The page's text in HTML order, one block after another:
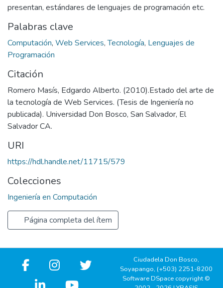
presentan, estándares de lenguajes de programación etc.
Palabras clave
Computación, Web Services,Tecnología, Lenguajes de
Programación
Citación
Romero Masís, Edgardo Alberto. (2010).Estado del arte de
la tecnología de Web Services. (Tesis de Ingeniería no
publicada). Universidad Don Bosco, San Salvador, El
Salvador CA.
URI
https://hdl.handle.net/11715/579
Colecciones
Ingeniería en Computación
Página completa del ítem
Ciudadela Don Bosco,
Soyapango, (+503) 2251-8200
Software DSpace copyright ©